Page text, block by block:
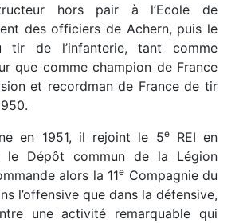
hors pair à l’Ecole de
des officiers de Achern, puis le
tir de l’infanterie, tant comme
que comme champion de France
et recordman de France de tir
en 1951, il rejoint le 5eREI en
le Dépôt commun de la Légion
alors la 11e Compagnie du
l’offensive que dans la défensive,
une activité remarquable qui